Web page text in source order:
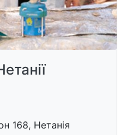
168, Нетанія